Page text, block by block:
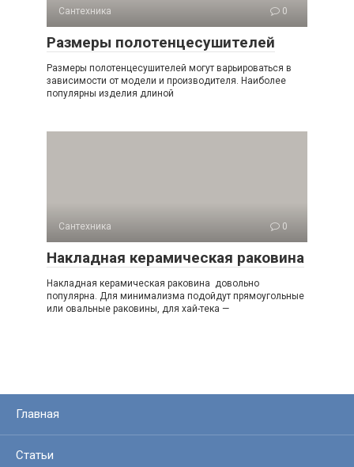
Сантехника 0
Размеры полотенцесушителей
Размеры полотенцесушителей могут варьироваться в
зависимости от модели и производителя. Наиболее
популярны изделия длиной
Сантехника 0
Накладная керамическая раковина
Накладная керамическая раковина довольно
популярна. Для минимализма подойдут прямоугольные
или овальные раковины, для хай-тека —
Главная
Статьи